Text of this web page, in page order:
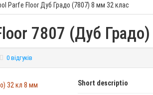
Parfe Floor Дуб Градо (7807) 8 мм 32 клас
7807 (Дуб
0 відгуків
Short descriptio